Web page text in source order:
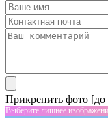
Прикрепить фото
Выберите лишнее